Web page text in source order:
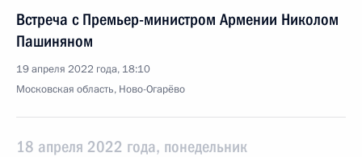
Встреча с Премьер-министром Армении Николом
Пашиняном
19 апреля 2022 года, 18:10
Московская область, Ново-Огарёво
18 апреля 2022 года, понедельник